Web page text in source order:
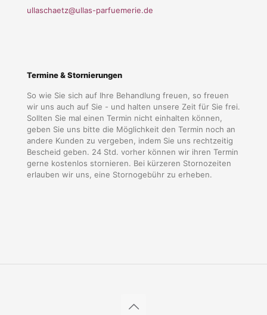
ullaschaetz@ullas-parfuemerie.de
Termine & Stornierungen
So wie Sie sich auf Ihre Behandlung freuen, so freuen
wir uns auch auf Sie - und halten unsere Zeit für Sie frei.
Sollten Sie mal einen Termin nicht einhalten können,
geben Sie uns bitte die Möglichkeit den Termin noch an
andere Kunden zu vergeben, indem Sie uns rechtzeitig
Bescheid geben. 24 Std. vorher können wir ihren Termin
gerne kostenlos stornieren. Bei kürzeren Stornozeiten
erlauben wir uns, eine Stornogebühr zu erheben.